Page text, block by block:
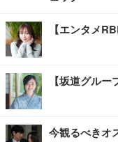
【エンタメ
【坂道グル
今観るべきオ